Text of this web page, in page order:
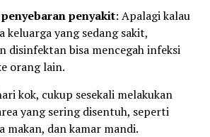
penyakit: Apalagi kalau
keluarga yang sedang sakit,
disinfektan bisa mencegah infeksi
orang lain.
kok, cukup sesekali melakukan
yang sering disentuh, seperti
makan, dan kamar mandi.